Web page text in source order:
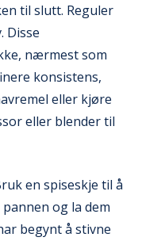
til slutt. Reguler
Disse
nærmest som
konsistens,
eller kjøre
eller blender til
en spiseskje til å
og la dem
begynt å stivne